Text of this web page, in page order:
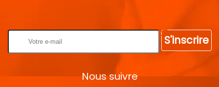
S'inscrire
Nous suivre